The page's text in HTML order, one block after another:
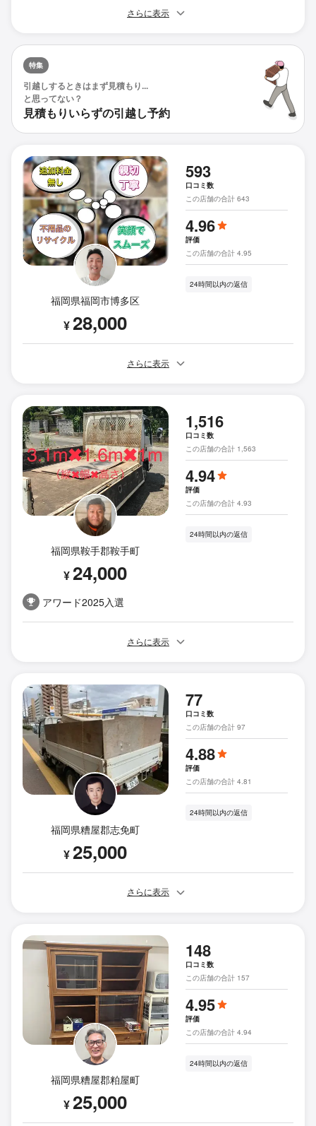
さらに表示
特集
引越しするときはまず見積もり...
と思ってない？
見積もりいらずの引越し予約
福岡県福岡市博多区
¥28,000
593
口コミ数
この店舗の合計 643
4.96
評価
この店舗の合計 4.95
24時間以内の返信
さらに表示
福岡県鞍手郡鞍手町
¥24,000
アワード2025入選
1,516
口コミ数
この店舗の合計 1,563
4.94
評価
この店舗の合計 4.93
24時間以内の返信
さらに表示
福岡県糟屋郡志免町
¥25,000
77
口コミ数
この店舗の合計 97
4.88
評価
この店舗の合計 4.81
24時間以内の返信
さらに表示
福岡県糟屋郡粕屋町
¥25,000
148
口コミ数
この店舗の合計 157
4.95
評価
この店舗の合計 4.94
24時間以内の返信